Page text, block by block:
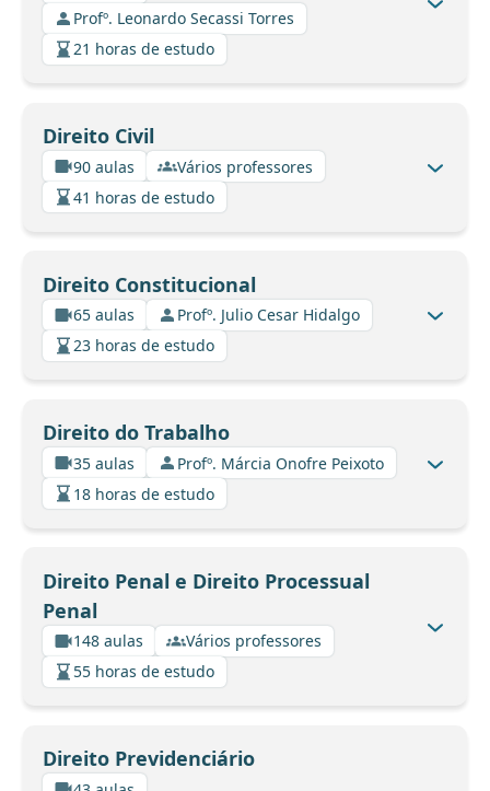
Profº. Leonardo Secassi Torres
21 horas de estudo
Direito Civil
90 aulas
Vários professores
41 horas de estudo
Direito Constitucional
65 aulas
Profº. Julio Cesar Hidalgo
23 horas de estudo
Direito do Trabalho
35 aulas
Profº. Márcia Onofre Peixoto
18 horas de estudo
Direito Penal e Direito Processual
Penal
148 aulas
Vários professores
55 horas de estudo
Direito Previdenciário